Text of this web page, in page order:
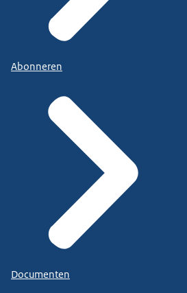
Abonneren
Documenten